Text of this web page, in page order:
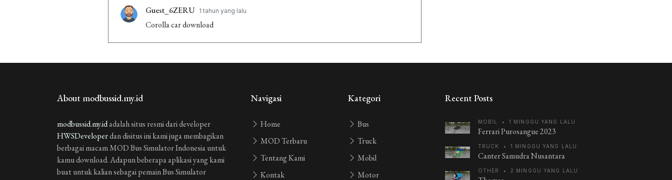
Guest_6ZERU 1 tahun yang lalu
Corolla car download
About modbussid.my.id
modbussid.my.idadalah situs resmi dari developer
HWSDeveloperdan disitus ini kami juga membagikan
berbagai macam MOD Bus Simulator Indonesia untuk
kamu download. Adapun beberapa aplikasi yang kami
buat untuk kalian sebagai pemain Bus Simulator
Navigasi
Home
MOD Terbaru
Tentang Kami
Kontak
Kategori
Bus
Truck
Mobil
Motor
Recent Posts
MOBIL • 1 MINGGU YANG LALU
Ferrari Purosangue 2023
TRUCK • 1 MINGGU YANG LALU
Canter Samudra Nusantara
OTHER • 2 MINGGU YANG LALU